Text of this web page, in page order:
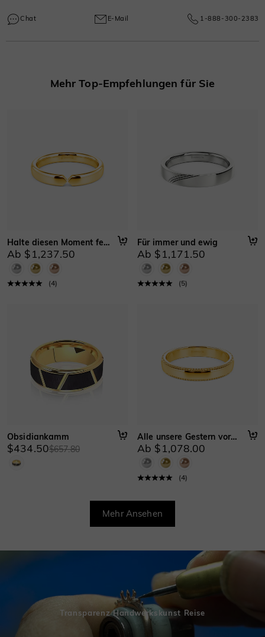
Mehr erfahren
Herstellungs- und Handwerksmängel abdeckt und gewährleistet ab dem
Chat E-Mail 1-888-300-2383
Mehr Top-Empfehlungen für Sie
Halte diesen Moment fest
Ab $1,237.50
(4)
Für immer und ewig
Ab $1,171.50
(5)
Obsidiankamm
$434.50$657.80
Alle unsere Gestern vorwärts
Ab $1,078.00
(4)
Mehr Ansehen
Transparenz Handwerkskunst Reise